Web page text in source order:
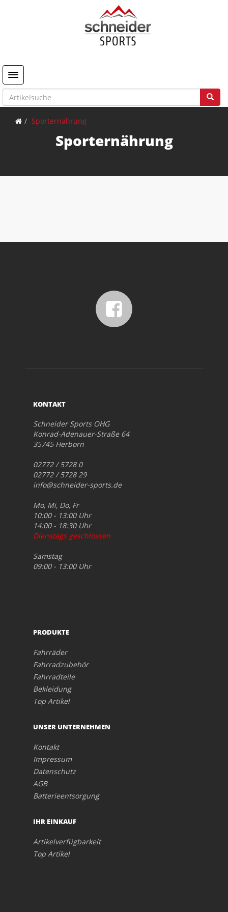
Toggle navigation
Sporternährung
Sporternährung
KONTAKT
Schneider Sports OHG
Konrad-Adenauer-Straße 64
35745 Herborn
02772 / 5728 0
02772 / 5728 29
info@schneider-sports.de
Mo, Mi, Do, Fr
10:00 - 13:00 Uhr
14:00 - 18:30 Uhr
Dienstags geschlossen
Samstag
09:00 - 13:00 Uhr
PRODUKTE
Fahrräder
Fahrradzubehör
Fahrradteile
Bekleidung
Top Artikel
UNSER UNTERNEHMEN
Kontakt
Impressum
Datenschutz
AGB
Batterieentsorgung
IHR EINKAUF
Artikelverfügbarkeit
Top Artikel